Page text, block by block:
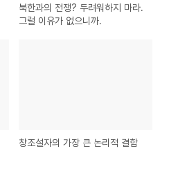
북한과의 전쟁? 두려워하지 마라.
그럴 이유가 없으니까.
창조설자의 가장 큰 논리적 결함